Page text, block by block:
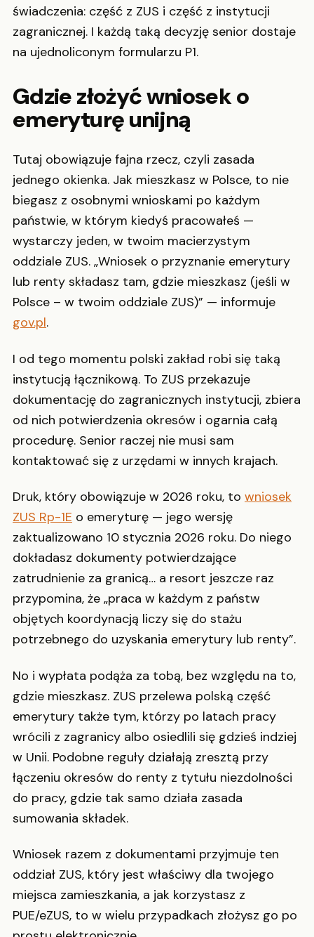
świadczenia: część z ZUS i część z instytucji
zagranicznej. I każdą taką decyzję senior dostaje
na ujednoliconym formularzu P1.
Gdzie złożyć wniosek o
emeryturę unijną
Tutaj obowiązuje fajna rzecz, czyli zasada
jednego okienka. Jak mieszkasz w Polsce, to nie
biegasz z osobnymi wnioskami po każdym
państwie, w którym kiedyś pracowałeś —
wystarczy jeden, w twoim macierzystym
oddziale ZUS. „Wniosek o przyznanie emerytury
lub renty składasz tam, gdzie mieszkasz (jeśli w
Polsce – w twoim oddziale ZUS)” — informuje
gov.pl.
I od tego momentu polski zakład robi się taką
instytucją łącznikową. To ZUS przekazuje
dokumentację do zagranicznych instytucji, zbiera
od nich potwierdzenia okresów i ogarnia całą
procedurę. Senior raczej nie musi sam
kontaktować się z urzędami w innych krajach.
Druk, który obowiązuje w 2026 roku, to wniosek
ZUS Rp-1E o emeryturę — jego wersję
zaktualizowano 10 stycznia 2026 roku. Do niego
dokładasz dokumenty potwierdzające
zatrudnienie za granicą… a resort jeszcze raz
przypomina, że „praca w każdym z państw
objętych koordynacją liczy się do stażu
potrzebnego do uzyskania emerytury lub renty”.
No i wypłata podąża za tobą, bez względu na to,
gdzie mieszkasz. ZUS przelewa polską część
emerytury także tym, którzy po latach pracy
wrócili z zagranicy albo osiedlili się gdzieś indziej
w Unii. Podobne reguły działają zresztą przy
łączeniu okresów do renty z tytułu niezdolności
do pracy, gdzie tak samo działa zasada
sumowania składek.
Wniosek razem z dokumentami przyjmuje ten
oddział ZUS, który jest właściwy dla twojego
miejsca zamieszkania, a jak korzystasz z
PUE/eZUS, to w wielu przypadkach złożysz go po